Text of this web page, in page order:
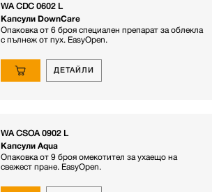
WA CDC 0602 L
Капсули DownCare
Опаковка от 6 броя специален препарат за облекла
с пълнеж от пух. EasyOpen.
ДЕТАЙЛИ
WA CSOA 0902 L
Капсули Aqua
Опаковка от 9 броя омекотител за ухаещо на
свежест пране. EasyOpen.